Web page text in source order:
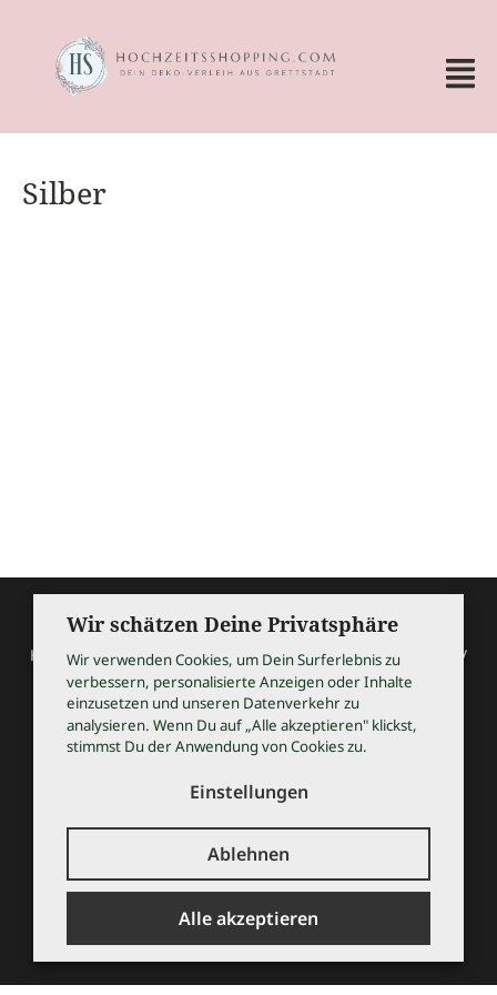
Silber
HOCHZEITSSHOPPING / Thomas Bauer / Meßmerstraße 32 /
97508 Grettstadt
Tel 09729 9099504 / info@hochzeitsshopping.com
AGB
DATENSCHUTZ
KONTAKT
© 2026 HOCHZEITSSHOPPING
Wir schätzen Deine Privatsphäre
Wir verwenden Cookies, um Dein Surferlebnis zu
verbessern, personalisierte Anzeigen oder Inhalte
einzusetzen und unseren Datenverkehr zu
analysieren. Wenn Du auf „Alle akzeptieren" klickst,
stimmst Du der Anwendung von Cookies zu.
Einstellungen
Ablehnen
Alle akzeptieren